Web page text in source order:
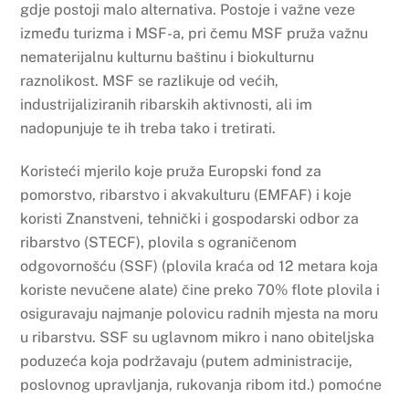
gdje postoji malo alternativa. Postoje i važne veze
između turizma i MSF-a, pri čemu MSF pruža važnu
nematerijalnu kulturnu baštinu i biokulturnu
raznolikost. MSF se razlikuje od većih,
industrijaliziranih ribarskih aktivnosti, ali im
nadopunjuje te ih treba tako i tretirati.
Koristeći mjerilo koje pruža Europski fond za
pomorstvo, ribarstvo i akvakulturu (EMFAF) i koje
koristi Znanstveni, tehnički i gospodarski odbor za
ribarstvo (STECF), plovila s ograničenom
odgovornošću (SSF) (plovila kraća od 12 metara koja
koriste nevučene alate) čine preko 70% flote plovila i
osiguravaju najmanje polovicu radnih mjesta na moru
u ribarstvu. SSF su uglavnom mikro i nano obiteljska
poduzeća koja podržavaju (putem administracije,
poslovnog upravljanja, rukovanja ribom itd.) pomoćne